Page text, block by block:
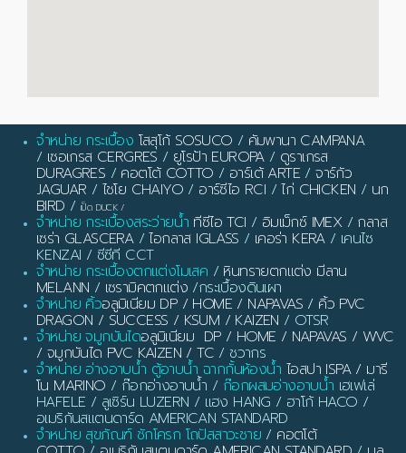
จำหน่าย กระเบื้อง โสสุโก้ SOSUCO / คัมพานา CAMPANA
/ เซอเกรส CERGRES / ยูโรป้า EUROPA/ ดูราเกรส
DURAGRES / คอตโต้ COTTO / อาร์เต้ ARTE /จาร์กัว
JAGUAR / ไชโย CHAIYO / อาร์ซีไอ RCI /ไก่ CHICKEN / นก
BIRD / เป็ด DUCK /
จำหน่าย กระเบื้องสระว่ายน้ำ ทีซีไอ TCI / อิมเม็กซ์ IMEX/ กลาส
เซร่า GLASCERA/ไอกลาส IGLASS / เคอร่า KERA/ เคนไซ
KENZAI / ซีซีที CCT
จำหน่าย กระเบื้องตกแต่งโมเสค / หินทรายตกแต่ง มีลาน
MELANN / เซรามิคตกแต่ง /กระเบื้องดินเผา
จำหน่าย คิ้วอลูมิเนียม DP / HOME / NAPAVAS / คิ้ว PVC
DRAGON / SUCCESS / KSUM / KAIZEN / OTSR
จำหน่าย จมูกบันไดอลูมิเนียม DP / HOME / NAPAVAS / WVC
/ จมูกบันได PVC KAIZEN / TC / ชวากร
จำหน่าย อ่างอาบน้ำ ตู้อาบน้ำ ฉากกั้นห้องน้ำ ไอสปา ISPA / มารี
โน MARINO / ก๊อกอ่างอาบน้ำ / ก๊อกผสมอ่างอาบน้ำ เฮเฟเล่
HAFELE / ลูเซิร์น LUZERN / แฮง HANG / ฮาโก้ HACO /
อเมริกันสแตนดาร์ด AMERICAN STANDARD
จำหน่าย สุขภัณฑ์ ชักโครก โถปัสสาวะชาย / คอตโต้